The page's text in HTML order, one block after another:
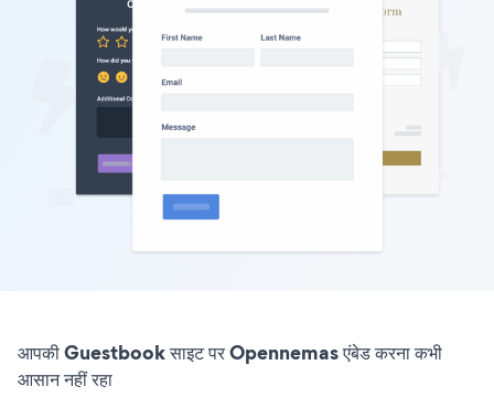
आपकी Guestbook साइट पर Opennemas एंबेड करना कभी
आसान नहीं रहा